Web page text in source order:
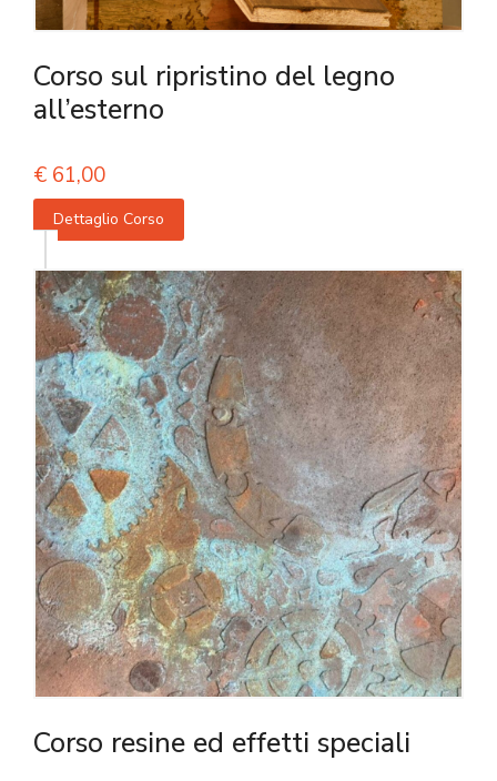
Corso sul ripristino del legno
all’esterno
€ 61,00
Dettaglio Corso
Corso resine ed effetti speciali